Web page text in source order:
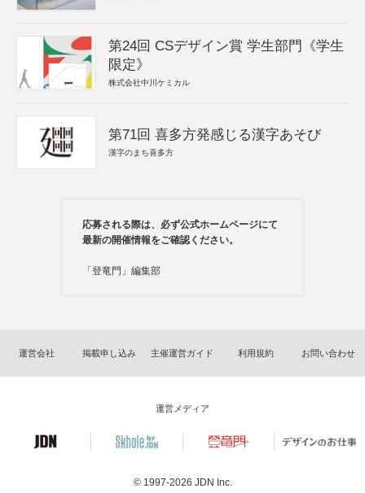
第24回 CSデザイン賞 学生部門《学生
限定》
株式会社中川ケミカル
第71回 喜多方発感じる漢字あそび
漢字のまち喜多方
応募される際は、必ず公式ホームページにて
最新の開催情報をご確認ください。
「登竜門」編集部
運営会社 掲載申し込み 主催運営ガイド 利用規約 お問い合わせ
運営メディア
© 1997-2026 JDN Inc.